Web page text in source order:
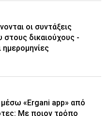
οι συντάξεις
στους δικαιούχους -
ημερομηνίες
«Ergani app» από
Με ποιον τρόπο